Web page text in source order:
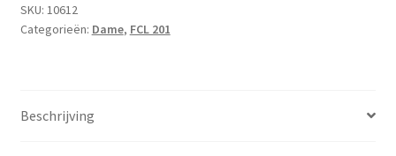
Openingsuren
SKU: 10612
Categorieën: Dame, FCL 201
Beschrijving